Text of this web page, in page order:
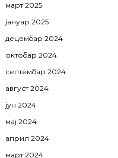
март 2025
јануар 2025
децембар 2024
октобар 2024
септембар 2024
август 2024
јун 2024
мај 2024
април 2024
март 2024